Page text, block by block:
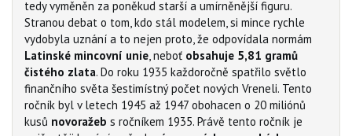
tedy vyměněn za poněkud starší a umírněnější figuru.
Stranou debat o tom, kdo stál modelem, si mince rychle
vydobyla uznání a to nejen proto, že odpovídala normám
Latinské mincovní unie , neboť obsahuje 5,81 gramů
čistého zlata. Do roku 1935 každoročně spatřilo světlo
finančního světa šestimístný počet nových Vreneli. Tento
ročník byl v letech 1945 až 1947 obohacen o 20 miliónů
kusů novoražeb s ročníkem 1935. Právě tento ročník je